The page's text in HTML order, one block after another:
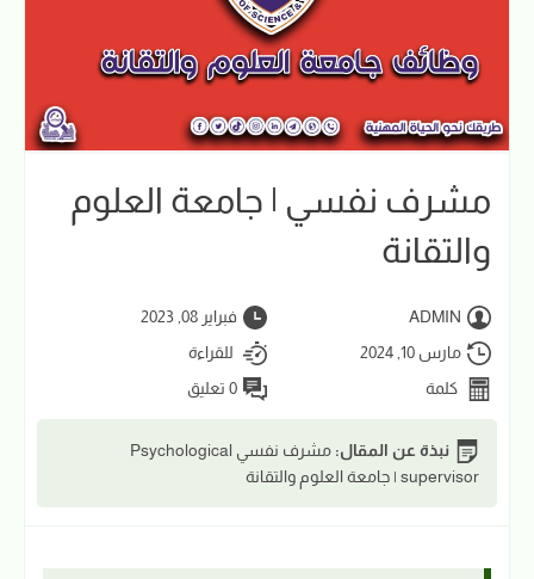
مشرف نفسي | جامعة العلوم
والتقانة
ADMIN
فبراير 08, 2023
مارس 10, 2024
للقراءة
كلمة
0 تعليق
نبذة عن المقال:
مشرف نفسي Psychological
supervisor | جامعة العلوم والتقانة